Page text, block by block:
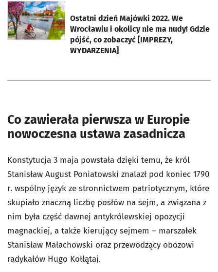
Ostatni dzień Majówki 2022. We
Wrocławiu i okolicy nie ma nudy! Gdzie
pójść, co zobaczyć [IMPREZY,
WYDARZENIA]
otworzy się w nowej karcie
Co zawierała pierwsza w Europie
nowoczesna ustawa zasadnicza
Konstytucja 3 maja powstała dzięki temu, że król
Stanisław August Poniatowski znalazł pod koniec 1790
r. wspólny język ze stronnictwem patriotycznym, które
skupiało znaczną liczbę posłów na sejm, a związana z
nim była część dawnej antykrólewskiej opozycji
magnackiej, a także kierujący sejmem – marszałek
Stanisław Małachowski oraz przewodzący obozowi
radykałów Hugo Kołłątaj.